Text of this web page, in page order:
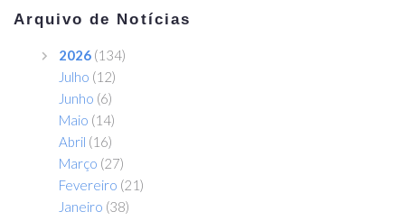
Arquivo de Notícias
2026 (134)
Julho (12)
Junho (6)
Maio (14)
Abril (16)
Março (27)
Fevereiro (21)
Janeiro (38)